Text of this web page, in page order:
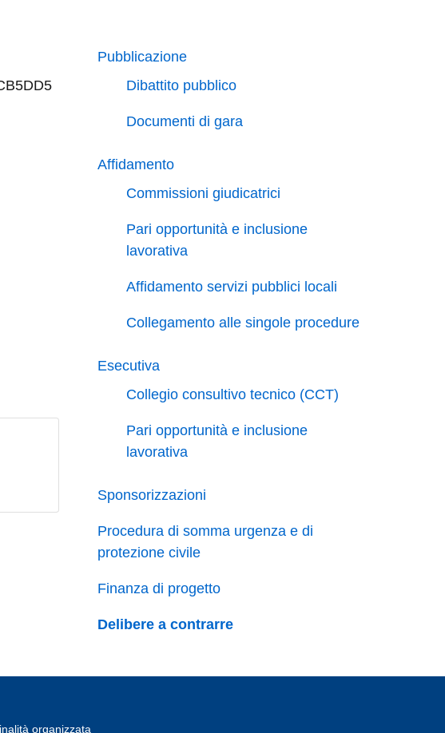
Pubblicazione
Dibattito pubblico
Documenti di gara
Affidamento
Commissioni giudicatrici
Pari opportunità e inclusione
lavorativa
Affidamento servizi pubblici locali
Collegamento alle singole procedure
Esecutiva
Collegio consultivo tecnico (CCT)
Pari opportunità e inclusione
lavorativa
Sponsorizzazioni
Procedura di somma urgenza e di
protezione civile
Finanza di progetto
Delibere a contrarre
organizzata